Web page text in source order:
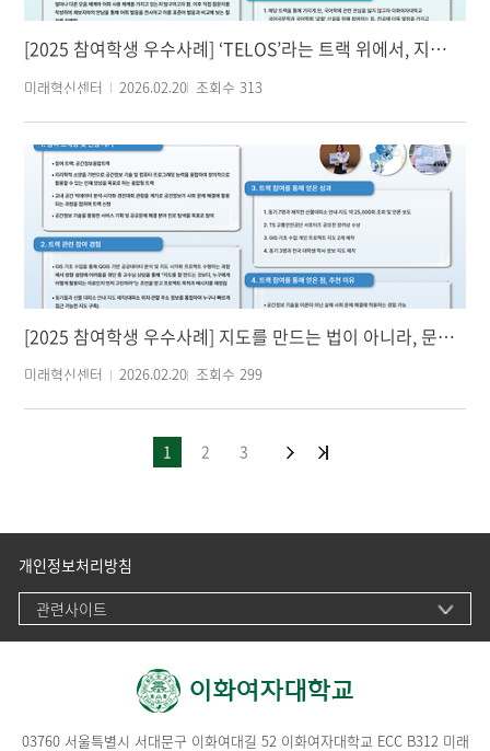
[2025 참여학생 우수사례] ‘TELOS’라는 트랙 위에서, 지식의 끝을 향해 힘차게 달리다
미래혁신센터 2026.02.20 조회수 313
[2025 참여학생 우수사례] 지도를 만드는 법이 아니라, 문제를 해결하는 법을 배우다
미래혁신센터 2026.02.20 조회수 299
1 2 3
개인정보처리방침
관련사이트
03760 서울특별시 서대문구 이화여대길 52 이화여자대학교 ECC B312 미래